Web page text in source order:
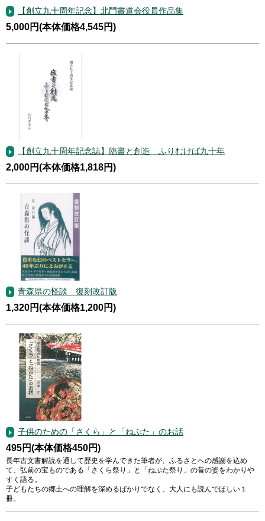
【創立九十周年記念】北門書道会役員作品集
5,000円(本体価格4,545円)
【創立九十周年記念誌】臨書と創造 ふりむけば九十年
2,000円(本体価格1,818円)
青森県の怪談 復刻改訂版
1,320円(本体価格1,200円)
子供のための「さくら」と「ねぷた」のお話
495円(本体価格450円)
長年古文書解読を通して歴史を学んできた筆者が、ふるさとへの感謝を込め
て、弘前の宝ものである「さくら祭り」と「ねぷた祭り」の昔の姿をわかりや
すく語る。
子どもたちの郷土への理解を深めるばかりでなく、大人にも読んでほしい１
冊。